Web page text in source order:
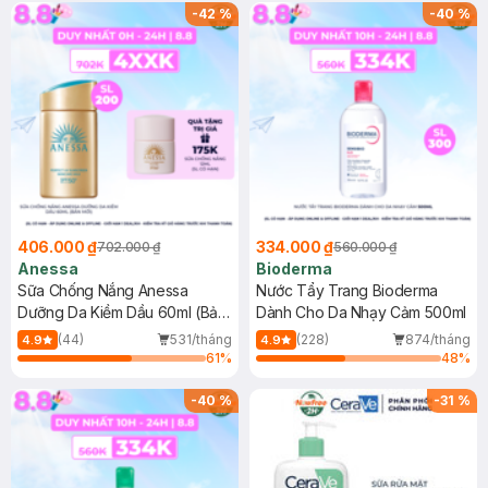
SPF 50+ 20ml (SL Có Hạn)
(SL có hạn)
-42%
406.000 ₫702.000 ₫
Anessa
Sữa Chống Nắng Anessa
Dưỡng Da Kiềm Dầu 60ml (Bản
Mới)
4.9 (44)
531/tháng
61%
-40%
334.000 ₫560.000 ₫
Bioderma
Nước Tẩy Trang Bioderma
Dành Cho Da Nhạy Cảm 500ml
4.9 (228)
874/tháng
48%
-40% -31 %